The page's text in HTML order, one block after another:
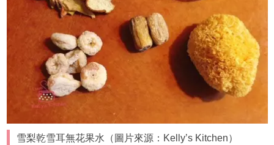
雪梨乾雪耳無花果水（圖片來源：Kelly’s Kitchen）